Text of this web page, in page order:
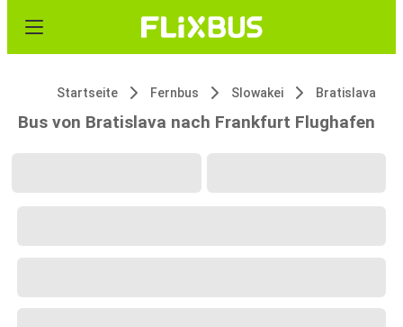
Startseite Fernbus Slowakei Bratislava
Bus von Bratislava nach Frankfurt Flughafen